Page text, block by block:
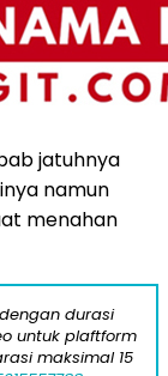
jatuhnya
namun
menahan
durasi
untuk plaftform
maksimal 15